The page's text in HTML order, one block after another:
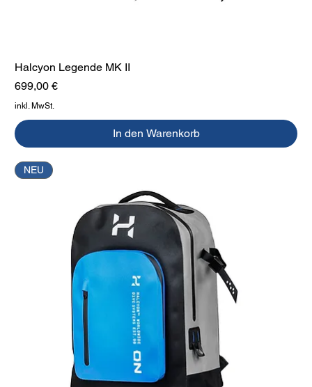
Halcyon Legende MK II
Preis
699,00 €
inkl. MwSt.
In den Warenkorb
NEU